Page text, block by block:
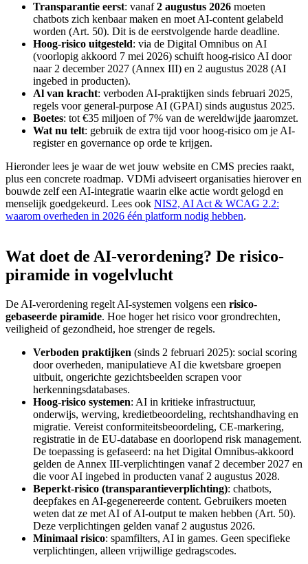
Transparantie eerst: vanaf2 augustus 2026 moeten
chatbots zich kenbaar maken en moet AI-content gelabeld
worden (Art. 50). Dit is de eerstvolgende harde deadline.
Hoog-risico uitgesteld: via de Digital Omnibus on AI
(voorlopig akkoord 7 mei 2026) schuift hoog-risico AI door
naar 2 december 2027 (Annex III) en 2 augustus 2028 (AI
ingebed in producten).
Al van kracht: verboden AI-praktijken sinds februari 2025,
regels voor general-purpose AI (GPAI) sinds augustus 2025.
Boetes: tot €35 miljoen of 7% van de wereldwijde jaaromzet.
Wat nu telt: gebruik de extra tijd voor hoog-risico om je AI-
register en governance op orde te krijgen.
Hieronder lees je waar de wet jouw website en CMS precies raakt,
plus een concrete roadmap. VDMi adviseert organisaties hierover en
bouwde zelf een AI-integratie waarin elke actie wordt gelogd en
menselijk goedgekeurd. Lees ook NIS2, AI Act & WCAG 2.2:
waarom overheden in 2026 één platform nodig hebben.
Wat doet de AI-verordening? De risico-
piramide in vogelvlucht
De AI-verordening regelt AI-systemen volgens een risico-
gebaseerde piramide. Hoe hoger het risico voor grondrechten,
veiligheid of gezondheid, hoe strenger de regels.
Verboden praktijken (sinds 2 februari 2025): social scoring
door overheden, manipulatieve AI die kwetsbare groepen
uitbuit, ongerichte gezichtsbeelden scrapen voor
herkenningsdatabases.
Hoog-risico systemen: AI in kritieke infrastructuur,
onderwijs, werving, kredietbeoordeling, rechtshandhaving en
migratie. Vereist conformiteitsbeoordeling, CE-markering,
registratie in de EU-database en doorlopend risk management.
De toepassing is gefaseerd: na het Digital Omnibus-akkoord
gelden de Annex III-verplichtingen vanaf 2 december 2027 en
die voor AI ingebed in producten vanaf 2 augustus 2028.
Beperkt-risico (transparantieverplichting): chatbots,
deepfakes en AI-gegenereerde content. Gebruikers moeten
weten dat ze met AI of AI-output te maken hebben (Art. 50).
Deze verplichtingen gelden vanaf 2 augustus 2026.
Minimaal risico: spamfilters, AI in games. Geen specifieke
verplichtingen, alleen vrijwillige gedragscodes.